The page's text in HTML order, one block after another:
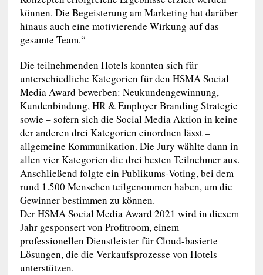
können. Die Begeisterung am Marketing hat darüber
hinaus auch eine motivierende Wirkung auf das
gesamte Team.“
Die teilnehmenden Hotels konnten sich für
unterschiedliche Kategorien für den HSMA Social
Media Award bewerben: Neukundengewinnung,
Kundenbindung, HR & Employer Branding Strategie
sowie – sofern sich die Social Media Aktion in keine
der anderen drei Kategorien einordnen lässt –
allgemeine Kommunikation. Die Jury wählte dann in
allen vier Kategorien die drei besten Teilnehmer aus.
Anschließend folgte ein Publikums-Voting, bei dem
rund 1.500 Menschen teilgenommen haben, um die
Gewinner bestimmen zu können.
Der HSMA Social Media Award 2021 wird in diesem
Jahr gesponsert von Profitroom, einem
professionellen Dienstleister für Cloud-basierte
Lösungen, die die Verkaufsprozesse von Hotels
unterstützen.